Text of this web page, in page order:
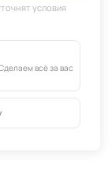
всё за вас